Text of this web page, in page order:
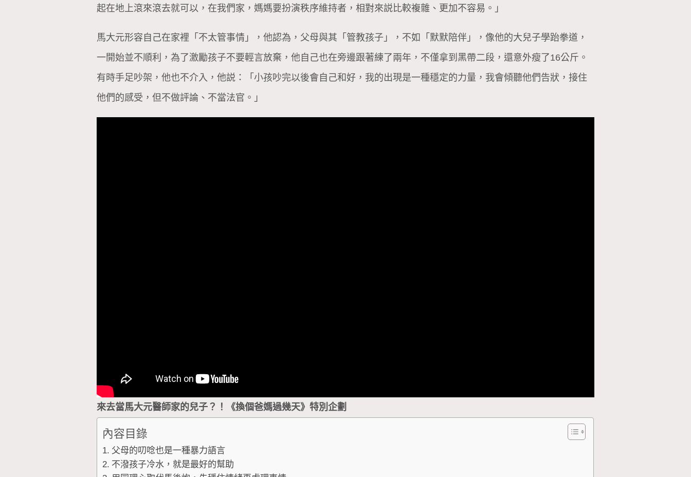
起在地上滾來滾去就可以，在我們家，媽媽要扮演秩序維持者，相對來説比較複雜、更加不容易。」
馬大元形容自己在家裡「不太管事情」，他認為，父母與其「管教孩子」，不如「默默陪伴」，像他的大兒子學跆拳道，
一開始並不順利，為了激勵孩子不要輕言放棄，他自己也在旁邊跟著練了兩年，不僅拿到黑帶二段，還意外瘦了16公斤。
有時手足吵架，他也不介入，他説：「小孩吵完以後會自己和好，我的出現是一種穩定的力量，我會傾聽他們告狀，接住
他們的感受，但不做評論、不當法官。」
來去當馬大元醫師家的兒子？！《換個爸媽過幾天》特別企劃
內容目錄
父母的叨唸也是一種暴力語言
不潑孩子冷水，就是最好的幫助